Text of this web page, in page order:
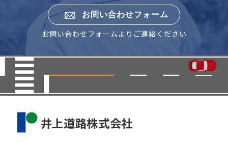
お問い合わせフォーム
お問い合わせフォームよりご連絡ください